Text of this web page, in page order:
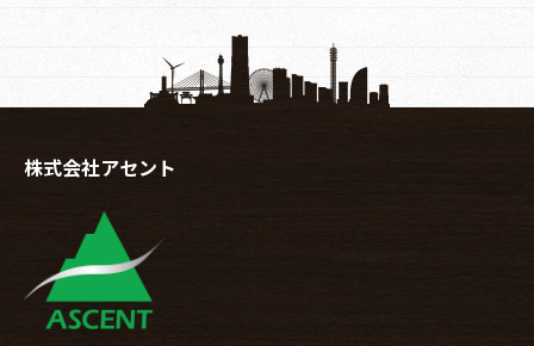
株式会社アセント